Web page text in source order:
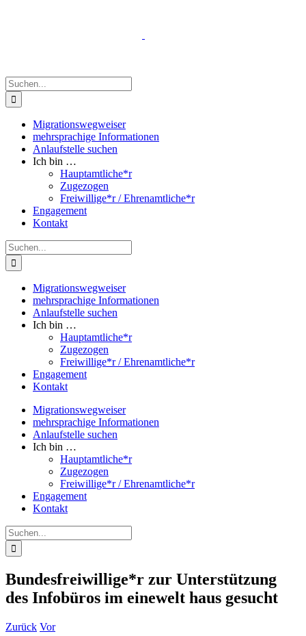
Suche
nach:
Migrationswegweiser
mehrsprachige Informationen
Anlaufstelle suchen
Ich bin …
Hauptamtliche*r
Zugezogen
Freiwillige*r / Ehrenamtliche*r
Engagement
Kontakt
Suche
nach:
Migrationswegweiser
mehrsprachige Informationen
Anlaufstelle suchen
Ich bin …
Hauptamtliche*r
Zugezogen
Freiwillige*r / Ehrenamtliche*r
Engagement
Kontakt
Migrationswegweiser
mehrsprachige Informationen
Anlaufstelle suchen
Ich bin …
Hauptamtliche*r
Zugezogen
Freiwillige*r / Ehrenamtliche*r
Engagement
Kontakt
Suche
nach:
Bundesfreiwillige*r zur Unterstützung
des Infobüros im einewelt haus gesucht
Zurück Vor